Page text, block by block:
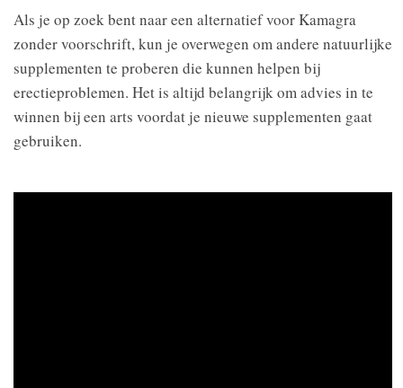
Als je op zoek bent naar een alternatief voor Kamagra
zonder voorschrift, kun je overwegen om andere natuurlijke
supplementen te proberen die kunnen helpen bij
erectieproblemen. Het is altijd belangrijk om advies in te
winnen bij een arts voordat je nieuwe supplementen gaat
gebruiken.